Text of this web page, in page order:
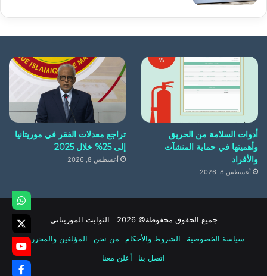
أدوات السلامة من الحريق
وأهميتها في حماية المنشآت
والأفراد
أغسطس 8, 2026
تراجع معدلات الفقر في موريتانيا
إلى 25% خلال 2025
أغسطس 8, 2026
جميع الحقوق محفوظة© 2026 الثوابت الموريتاني
سياسة الخصوصية
الشروط والأحكام من نحن
المؤلفين والمحررين
اتصل بنا
أعلن معنا